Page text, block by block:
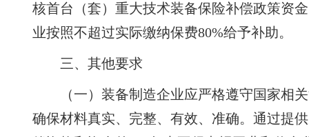
核首台（套）重大技术装备保险补偿政策资
业按照不超过实际缴纳保费80%给予补助。
三、其他要求
（一）装备制造企业应严格遵守国家相
确保材料真实、完整、有效、准确。通过提